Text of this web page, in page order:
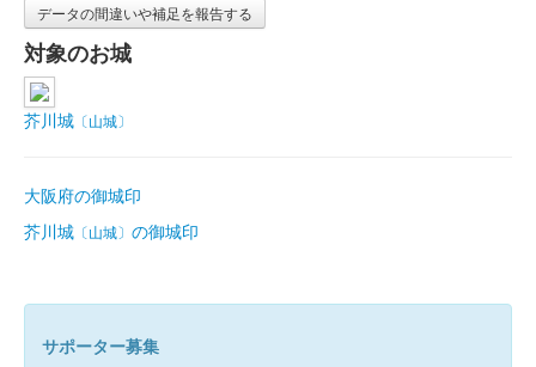
データの間違いや補足を報告する
対象のお城
芥川城 〔山城〕
大阪府の御城印
芥川城 〔山城〕 の御城印
サポーター募集